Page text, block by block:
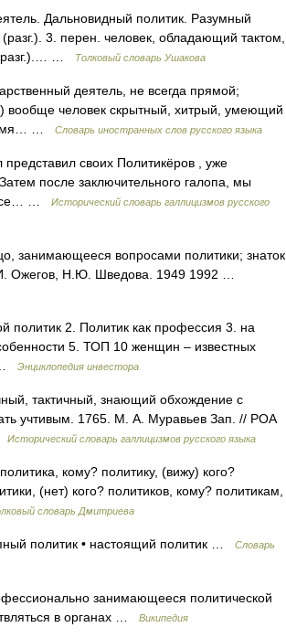
Дальновидный политик. Разумный
3. перен. человек, обладающий тактом,
(разг.).… …
Толковый словарь Ушакова
деятель, не всегда прямой;
человек скрытный, хитрый, умеющий
…
Словарь иностранных слов русского языка
своих Политикёров , уже
после заключительного галопа, мы
все… …
Исторический словарь галлицизмов русского
занимающееся вопросами политики; знаток
Ожегов, Н.Ю. Шведова. 1949 1992 …
2. Политик как профессия 3. на
5. ТОП 10 женщин – известных
…
Энциклопедия инвестора
тактичный, знающий обхождение с
учтивым. 1765. М. А. Муравьев Зап. // РОА
Исторический словарь галлицизмов русского языка
кому? политику, (вижу) кого?
(нет) кого? политиков, кому? политикам,
словарь Дмитриева
политик • настоящий политик …
Словарь
занимающееся политической
в органах …
Википедия